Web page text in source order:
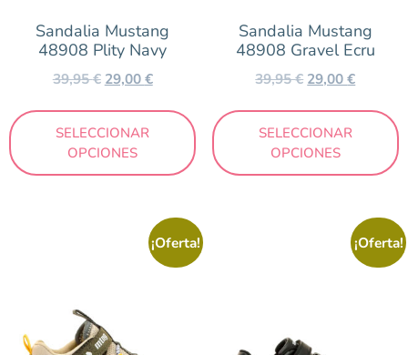
Sandalia Mustang
48908 Plity Navy
39,95€ 29,00€
SELECCIONAR
OPCIONES
Sandalia Mustang
48908 Gravel Ecru
39,95€ 29,00€
SELECCIONAR
OPCIONES
¡Oferta! ¡Oferta!